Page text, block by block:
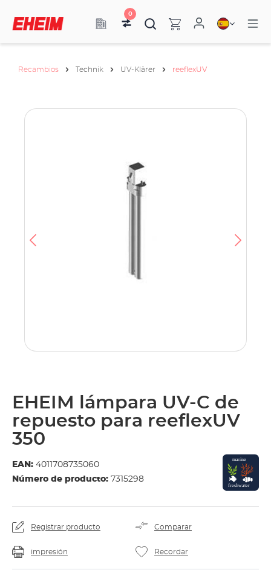
0
Recambios Technik UV-Klärer reeflexUV
EHEIM lámpara UV-C de
repuesto para reeflexUV
350
EAN: 4011708735060
Número de producto: 7315298
Registrar producto Comparar
impresión Recordar